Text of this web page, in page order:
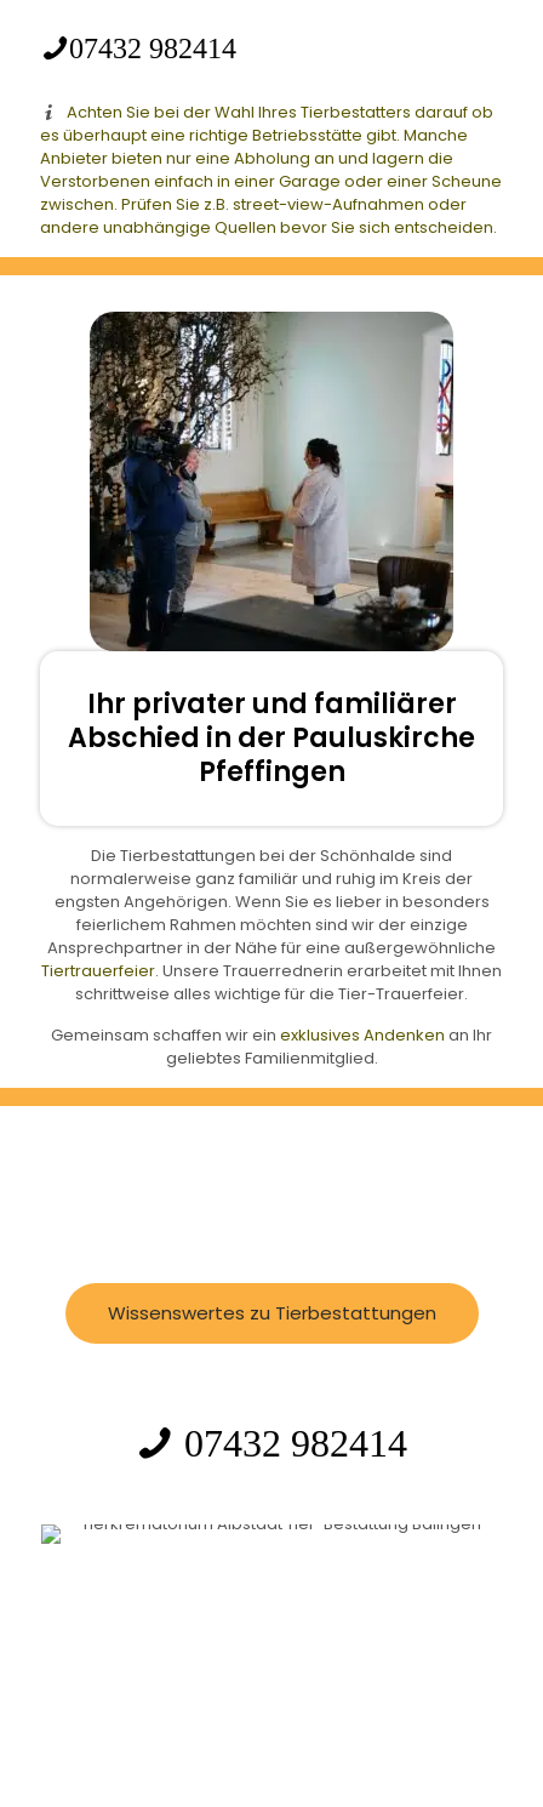
07432 982414
Achten Sie bei der Wahl Ihres Tierbestatters darauf ob
es überhaupt eine richtige Betriebsstätte gibt. Manche
Anbieter bieten nur eine Abholung an und lagern die
Verstorbenen einfach in einer Garage oder einer Scheune
zwischen. Prüfen Sie z.B. street-view-Aufnahmen oder
andere unabhängige Quellen bevor Sie sich entscheiden.
Ihr privater und familiärer
Abschied in der Pauluskirche
Pfeffingen
Die Tierbestattungen bei der Schönhalde sind
normalerweise ganz familiär und ruhig im Kreis der
engsten Angehörigen. Wenn Sie es lieber in besonders
feierlichem Rahmen möchten sind wir der einzige
Ansprechpartner in der Nähe für eine außergewöhnliche
Tiertrauerfeier. Unsere Trauerrednerin erarbeitet mit Ihnen
schrittweise alles wichtige für die Tier-Trauerfeier.
Gemeinsam schaffen wir ein exklusives Andenken an Ihr
geliebtes Familienmitglied.
Wissenswertes zu Tierbestattungen
07432 982414